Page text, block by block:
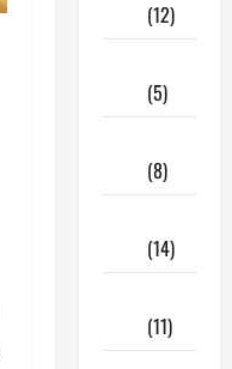
(12)
(5)
(8)
(14)
(11)